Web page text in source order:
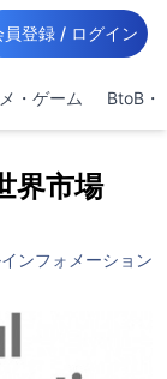
員登録 / ログイン
・ゲーム BtoB・
界市場
ンフォメーション